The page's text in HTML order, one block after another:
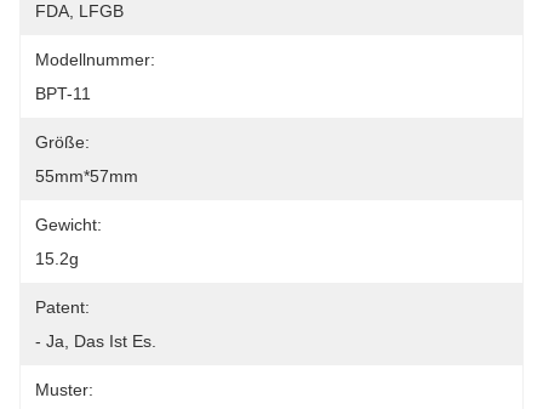
FDA, LFGB
Modellnummer:
BPT-11
Größe:
55mm*57mm
Gewicht:
15.2g
Patent:
- Ja, Das Ist Es.
Muster: